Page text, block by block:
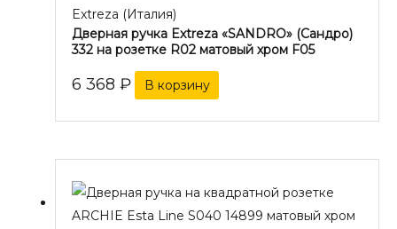
Extreza (Италия)
Дверная ручка Extreza «SANDRO» (Сандро)
332 на розетке R02 матовый хром F05
6 368 ₽ В корзину